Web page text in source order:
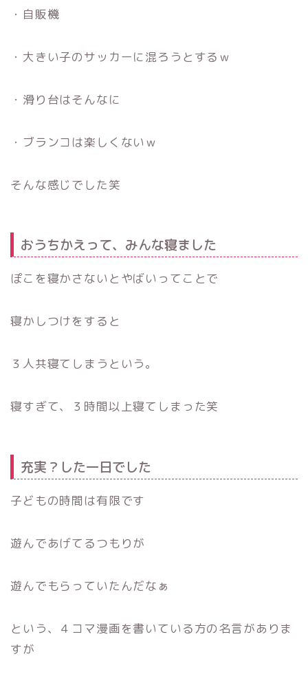
・自販機
・大きい子のサッカーに混ろうとするｗ
・滑り台はそんなに
・ブランコは楽しくないｗ
そんな感じでした笑
おうちかえって、みんな寝ました
ぽこを寝かさないとやばいってことで
寝かしつけをすると
３人共寝てしまうという。
寝すぎて、３時間以上寝てしまった笑
充実？した一日でした
子どもの時間は有限です
遊んであげてるつもりが
遊んでもらっていたんだなぁ
という、４コマ漫画を書いている方の名言がありま
すが